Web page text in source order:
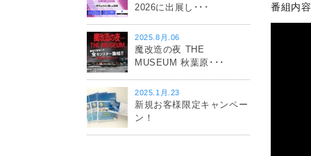
番組内
2026に出展し･･･
2025.8月.06
魔改造の夜 THE
MUSEUM 秋葉原･･･
2025.1月.23
新規お客様限定キャンペー
ン！